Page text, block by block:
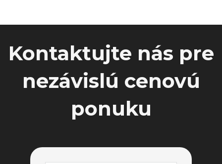
Kontaktujte nás pre
nezávislú cenovú
ponuku